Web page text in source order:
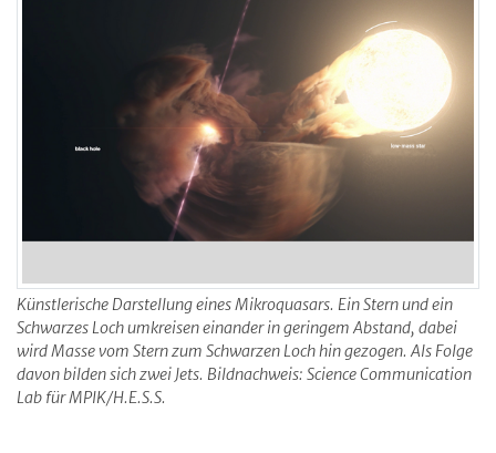
Künstlerische Darstellung eines Mikroquasars. Ein Stern und ein
Schwarzes Loch umkreisen einander in geringem Abstand, dabei
wird Masse vom Stern zum Schwarzen Loch hin gezogen. Als Folge
davon bilden sich zwei Jets. Bildnachweis: Science Communication
Lab für MPIK/H.E.S.S.